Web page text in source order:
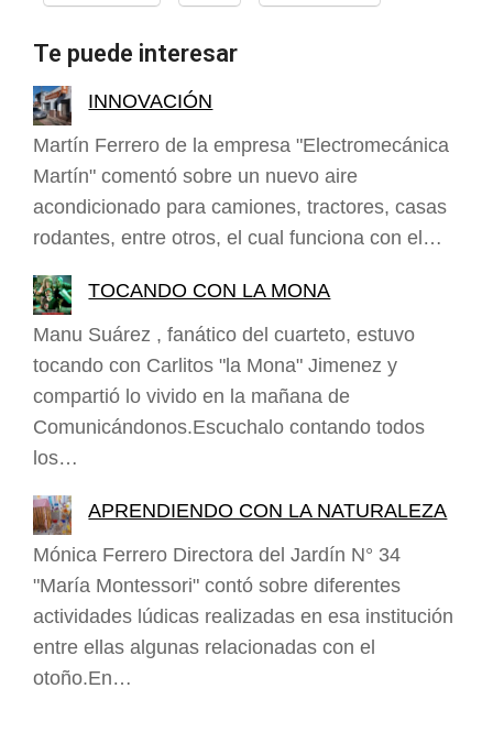
Te puede interesar
INNOVACIÓN
Martín Ferrero de la empresa "Electromecánica
Martín" comentó sobre un nuevo aire
acondicionado para camiones, tractores, casas
rodantes, entre otros, el cual funciona con el…
TOCANDO CON LA MONA
Manu Suárez , fanático del cuarteto, estuvo
tocando con Carlitos "la Mona" Jimenez y
compartió lo vivido en la mañana de
Comunicándonos.Escuchalo contando todos
los…
APRENDIENDO CON LA NATURALEZA
Mónica Ferrero Directora del Jardín N° 34
"María Montessori" contó sobre diferentes
actividades lúdicas realizadas en esa institución
entre ellas algunas relacionadas con el
otoño.En…